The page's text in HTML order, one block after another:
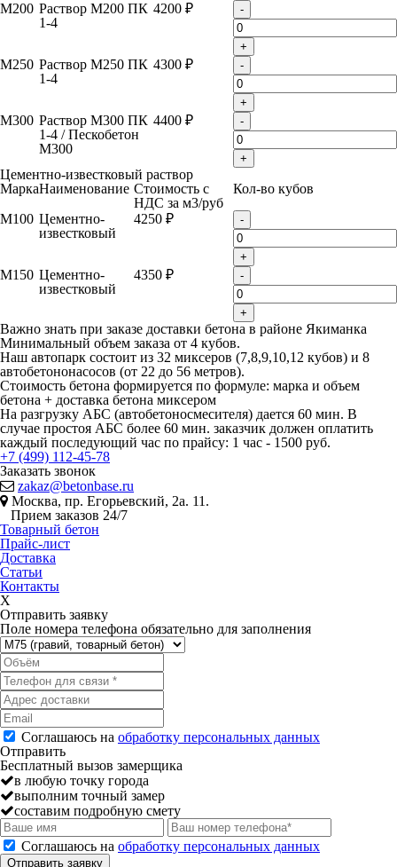
М200 Раствор М200 ПК
1-4
4200 ₽ -
+
М250 Раствор М250 ПК
1-4
4300 ₽ -
+
М300 Раствор М300 ПК
1-4 / Пескобетон
М300
4400 ₽ -
+
Цементно-известковый раствор
МаркаНаименование Стоимость с
НДС за м3/руб
Кол-во кубов
М100 Цементно-
известковый
4250 ₽ -
+
М150 Цементно-
известковый
4350 ₽ -
+
Важно знать при заказе доставки бетона в районе Якиманка
Минимальный объем заказа от 4 кубов.
Наш автопарк состоит из 32 миксеров (7,8,9,10,12 кубов) и 8
автобетононасосов (от 22 до 56 метров).
Стоимость бетона формируется по формуле: марка и объем
бетона + доставка бетона миксером
На разгрузку АБС (автобетоносмесителя) дается 60 мин. В
случае простоя АБС более 60 мин. заказчик должен оплатить
каждый последующий час по прайсу: 1 час - 1500 руб.
+7 (499) 112-45-78
Заказать звонок
zakaz@betonbase.ru
Москва, пр. Егорьевский, 2а. 11.
Прием заказов 24/7
Товарный бетон
Прайс-лист
Доставка
Статьи
Контакты
X
Отправить заявку
Поле номера телефона обязательно для заполнения
Соглашаюсь на обработку персональных данных
Отправить
Бесплатный вызов замерщика
в любую точку города
выполним точный замер
составим подробную смету
Соглашаюсь на обработку персональных данных
Отправить заявку